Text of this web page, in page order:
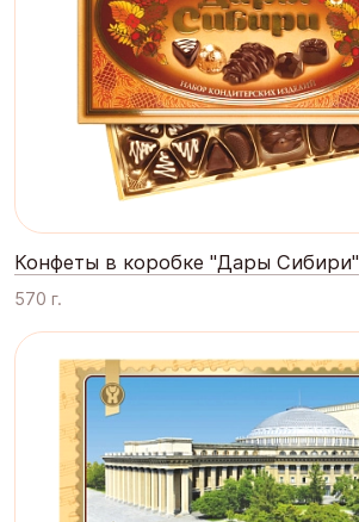
Конфеты в коробке "Дары Сибири"
570 г.